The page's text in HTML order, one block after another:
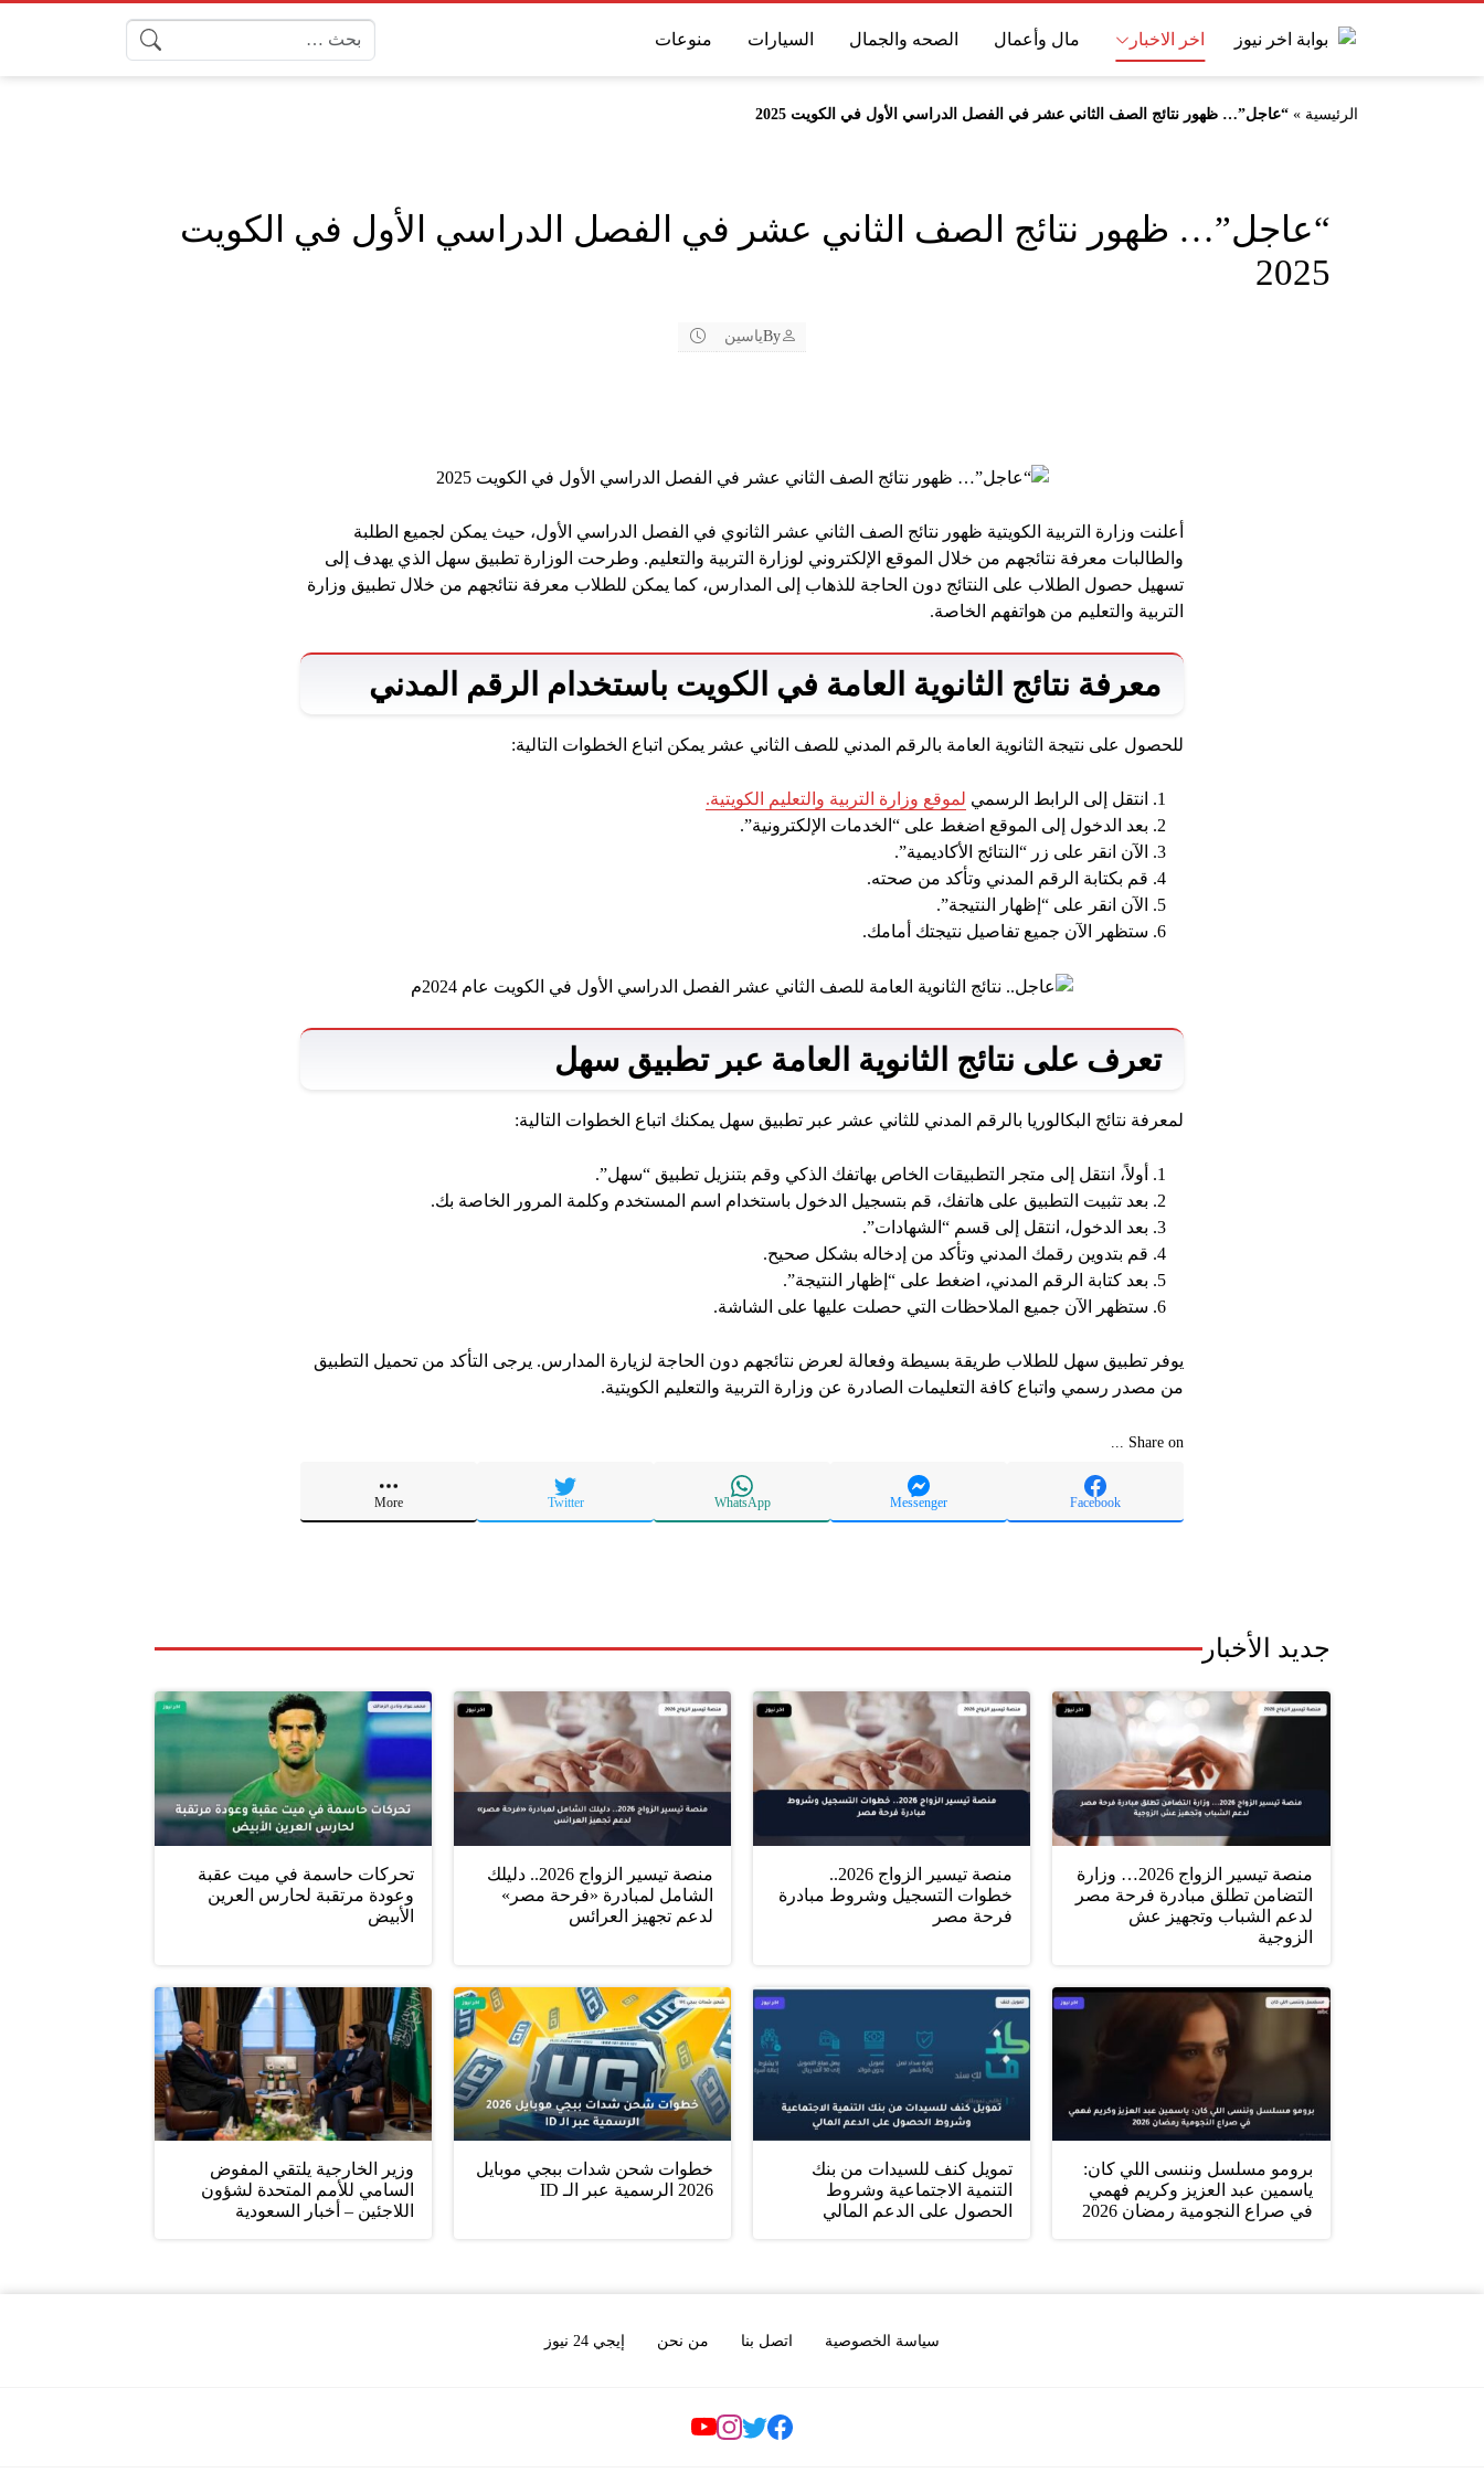
اخر الاخبار مال وأعمال الصحه والجمال السيارات منوعات
الرئيسية »“عاجل”… ظهور نتائج الصف الثاني عشر في الفصل الدراسي الأول في الكويت 2025
“عاجل”… ظهور نتائج الصف الثاني عشر في الفصل الدراسي الأول في الكويت
2025
Byياسين
أعلنت وزارة التربية الكويتية ظهور نتائج الصف الثاني عشر الثانوي في الفصل الدراسي الأول، حيث يمكن لجميع الطلبة
والطالبات معرفة نتائجهم من خلال الموقع الإلكتروني لوزارة التربية والتعليم. وطرحت الوزارة تطبيق سهل الذي يهدف إلى
تسهيل حصول الطلاب على النتائج دون الحاجة للذهاب إلى المدارس، كما يمكن للطلاب معرفة نتائجهم من خلال تطبيق وزارة
التربية والتعليم من هواتفهم الخاصة.
معرفة نتائج الثانوية العامة في الكويت باستخدام الرقم المدني
للحصول على نتيجة الثانوية العامة بالرقم المدني للصف الثاني عشر يمكن اتباع الخطوات التالية:
انتقل إلى الرابط الرسمي لموقع وزارة التربية والتعليم الكويتية.
بعد الدخول إلى الموقع اضغط على “الخدمات الإلكترونية”.
الآن انقر على زر “النتائج الأكاديمية”.
قم بكتابة الرقم المدني وتأكد من صحته.
الآن انقر على “إظهار النتيجة”.
ستظهر الآن جميع تفاصيل نتيجتك أمامك.
تعرف على نتائج الثانوية العامة عبر تطبيق سهل
لمعرفة نتائج البكالوريا بالرقم المدني للثاني عشر عبر تطبيق سهل يمكنك اتباع الخطوات التالية:
أولاً، انتقل إلى متجر التطبيقات الخاص بهاتفك الذكي وقم بتنزيل تطبيق “سهل”.
بعد تثبيت التطبيق على هاتفك، قم بتسجيل الدخول باستخدام اسم المستخدم وكلمة المرور الخاصة بك.
بعد الدخول، انتقل إلى قسم “الشهادات”.
قم بتدوين رقمك المدني وتأكد من إدخاله بشكل صحيح.
بعد كتابة الرقم المدني، اضغط على “إظهار النتيجة”.
ستظهر الآن جميع الملاحظات التي حصلت عليها على الشاشة.
يوفر تطبيق سهل للطلاب طريقة بسيطة وفعالة لعرض نتائجهم دون الحاجة لزيارة المدارس. يرجى التأكد من تحميل التطبيق
من مصدر رسمي واتباع كافة التعليمات الصادرة عن وزارة التربية والتعليم الكويتية.
Share on ...
Facebook
Messenger
WhatsApp
Twitter
More
جديد الأخبار
منصة تيسير الزواج 2026… وزارة
التضامن تطلق مبادرة فرحة مصر
لدعم الشباب وتجهيز عش
الزوجية
منصة تيسير الزواج 2026..
خطوات التسجيل وشروط مبادرة
فرحة مصر
منصة تيسير الزواج 2026.. دليلك
الشامل لمبادرة «فرحة مصر»
لدعم تجهيز العرائس
تحركات حاسمة في ميت عقبة
وعودة مرتقبة لحارس العرين
الأبيض
برومو مسلسل وننسى اللي كان:
ياسمين عبد العزيز وكريم فهمي
في صراع النجومية رمضان 2026
تمويل كنف للسيدات من بنك
التنمية الاجتماعية وشروط
الحصول على الدعم المالي
خطوات شحن شدات ببجي موبايل
2026 الرسمية عبر الـ ID
وزير الخارجية يلتقي المفوض
السامي للأمم المتحدة لشؤون
اللاجئين – أخبار السعودية
سياسة الخصوصية اتصل بنا من نحن إيجي 24 نيوز
Social Links